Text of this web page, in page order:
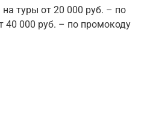
туры от 20 000 руб. – по
40 000 руб. – по промокоду